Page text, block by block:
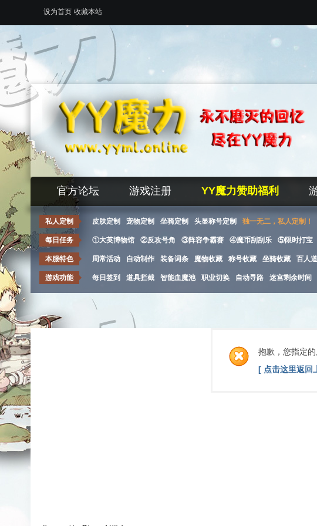
设为首页 收藏本站
官方论坛 游戏注册 YY魔力赞助福利
私人定制 皮肤定制 宠物定制 坐骑定制 头显称号定制 独一无二，私人定制！
每日任务 ①大英博物馆 ②反攻号角 ③阵容争霸赛 ④魔币刮刮乐 ⑤限时打宝
本服特色 周常活动 自动制作 装备词条 魔物收藏 称号收藏 坐骑收藏 百人
游戏功能 每日签到 道具拦截 智能血魔池 职业切换 自动寻路 迷宫剩余时间
抱歉，您指定
[ 点击这里返回